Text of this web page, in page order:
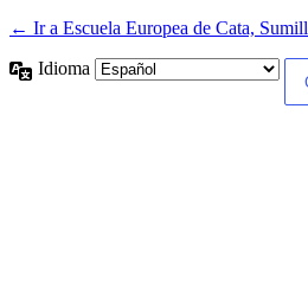
← Ir a Escuela Europea de Cata,
Idioma